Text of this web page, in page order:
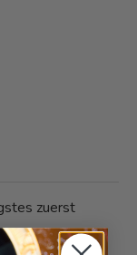
zuerst